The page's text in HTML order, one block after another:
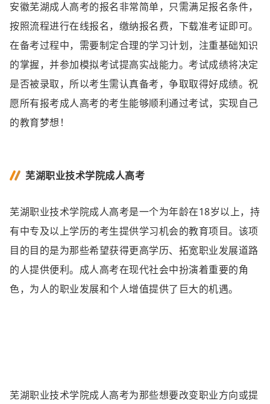
安徽芜湖成人高考的报名非常简单，只需满足报名条件，
按照流程进行在线报名，缴纳报名费，下载准考证即可。
在备考过程中，需要制定合理的学习计划，注重基础知识
的掌握，并参加模拟考试提高实战能力。考试成绩将决定
是否被录取，所以考生需认真备考，争取取得好成绩。祝
愿所有报考成人高考的考生能够顺利通过考试，实现自己
的教育梦想！
芜湖职业技术学院成人高考
芜湖职业技术学院成人高考是一个为年龄在18岁以上，持
有中专及以上学历的考生提供学习机会的教育项目。该项
目的目的是为那些希望获得更高学历、拓宽职业发展道路
的人提供便利。成人高考在现代社会中扮演着重要的角
色，为人的职业发展和个人增值提供了巨大的机遇。
芜湖职业技术学院成人高考为那些想要改变职业方向或提